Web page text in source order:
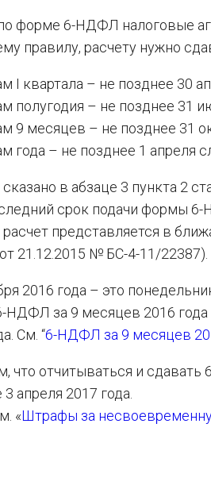
форме 6-НДФЛ налоговые
правилу, расчету нужно
I квартала – не позднее 30
полугодия – не позднее 31
9 месяцев – не позднее 31
года – не позднее 1 апреля
в абзаце 3 пункта 2
срок подачи формы
расчет представляется в
21.12.2015 № БС-4-11/22387).
2016 года – это
НДФЛ за 9 месяцев 2016 года
См. “6-НДФЛ за 9 месяцев
что отчитываться и
апреля 2017 года.
«Штрафы за